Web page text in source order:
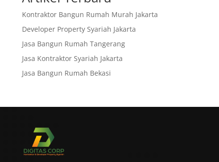
Kontraktor Bangun Rumah Murah Jakarta
Developer Property Syariah Jakarta
Jasa Bangun Rumah Tangerang
Jasa Kontraktor Syariah Jakarta
Jasa Bangun Rumah Bekasi